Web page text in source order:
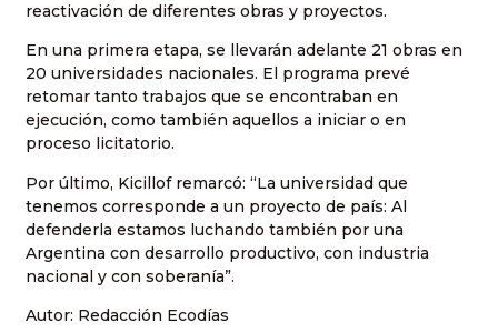
reactivación de diferentes obras y proyectos.
En una primera etapa, se llevarán adelante 21 obras en
20 universidades nacionales. El programa prevé
retomar tanto trabajos que se encontraban en
ejecución, como también aquellos a iniciar o en
proceso licitatorio.
Por último, Kicillof remarcó: “La universidad que
tenemos corresponde a un proyecto de país: Al
defenderla estamos luchando también por una
Argentina con desarrollo productivo, con industria
nacional y con soberanía”.
Autor: Redacción Ecodías